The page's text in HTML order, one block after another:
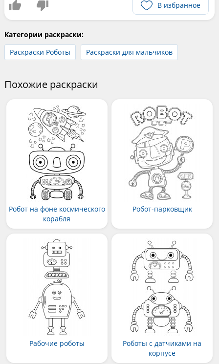
В избранное
Категории раскраски:
Раскраски Роботы
Раскраски для мальчиков
Похожие раскраски
Робот на фоне космического
корабля
Робот-парковщик
Рабочие роботы
Роботы с датчиками на
корпусе